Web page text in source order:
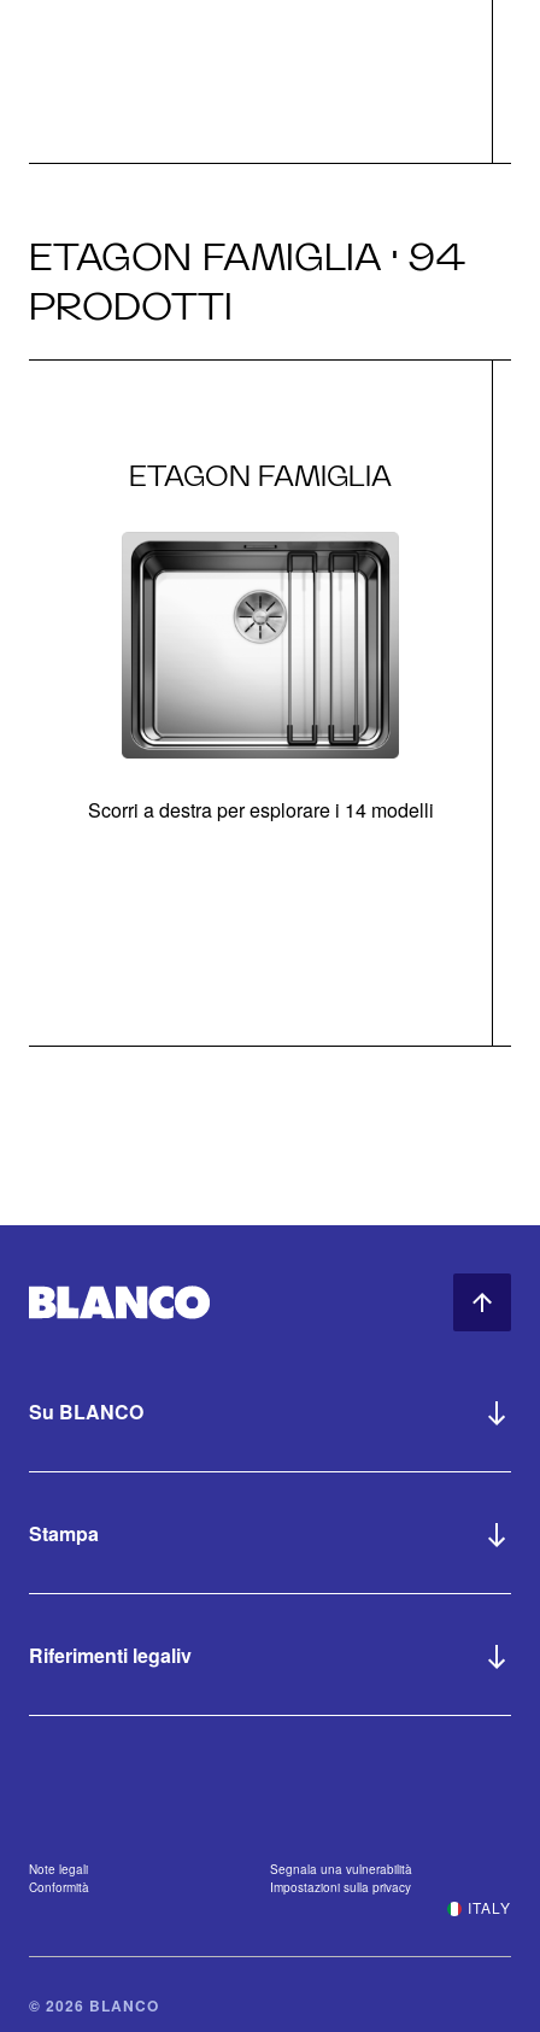
ETAGON FAMIGLIA · 94
PRODOTTI
ETAGON FAMIGLIA
Scorri a destra per esplorare i 14 modelli
Su BLANCO
Stampa
Riferimenti legaliv
Note legali
Segnala una vulnerabilità
Conformità
Impostazioni sulla privacy
ITALY
© 2026 BLANCO